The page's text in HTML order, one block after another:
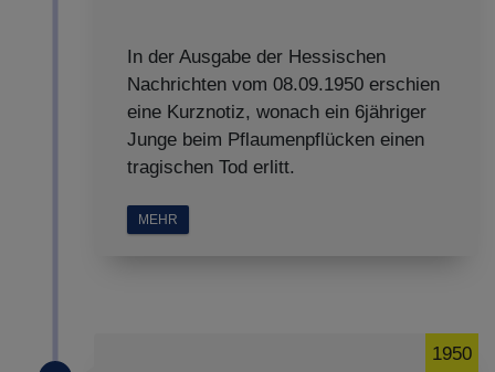
In der Ausgabe der Hessischen
Nachrichten vom 08.09.1950 erschien
eine Kurznotiz, wonach ein 6jähriger
Junge beim Pflaumenpflücken einen
tragischen Tod erlitt.
MEHR
1950